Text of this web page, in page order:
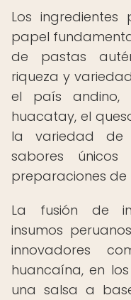
Los ingredientes
papel
de pastas
riqueza y
el país andino,
huacatay, el
la variedad de
sabores
preparaciones de
La fusión de
insumos
innovadores
huancaína, en
una salsa a